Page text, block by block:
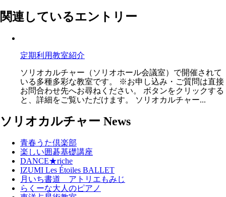
関連しているエントリー
定期利用教室紹介
ソリオカルチャー（ソリオホール会議室）で開催されて
いる多種多彩な教室です。 ※お申し込み・ご質問は直接
お問合わせ先へお尋ねください。 ボタンをクリックする
と、詳細をご覧いただけます。 ソリオカルチャー...
ソリオカルチャー News
青春うた倶楽部
楽しい囲碁基礎講座
DANCE★riche
IZUMI Les Étoiles BALLET
月いち書道 アトリエもみじ
らくーな大人のピアノ